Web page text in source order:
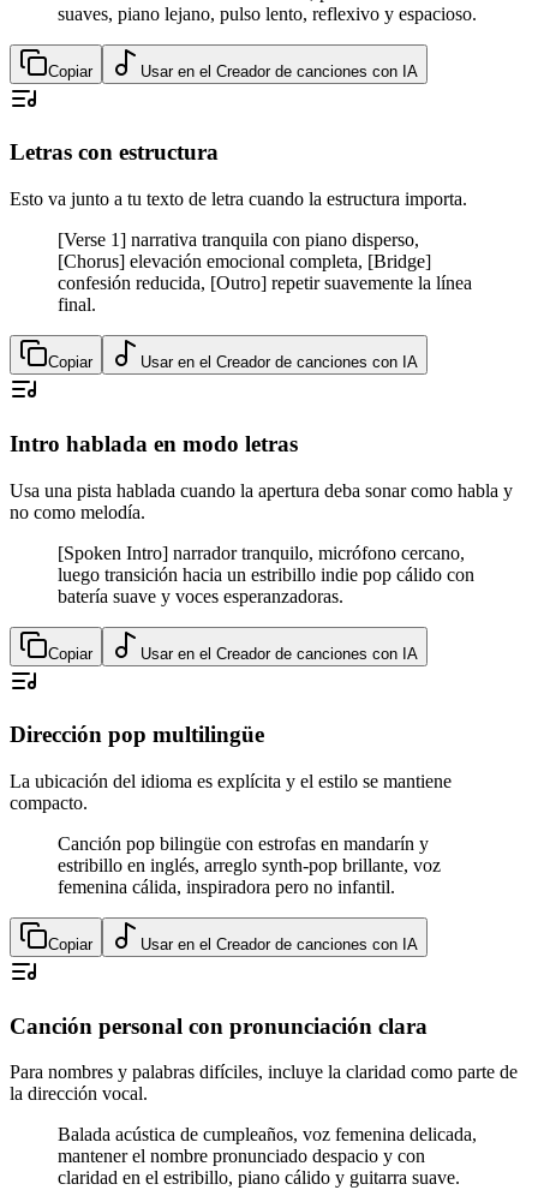
suaves, piano lejano, pulso lento, reflexivo y espacioso.
Copiar Usar en el Creador de canciones con IA
Letras con estructura
Esto va junto a tu texto de letra cuando la estructura importa.
[Verse 1] narrativa tranquila con piano disperso,
[Chorus] elevación emocional completa, [Bridge]
confesión reducida, [Outro] repetir suavemente la línea
final.
Copiar Usar en el Creador de canciones con IA
Intro hablada en modo letras
Usa una pista hablada cuando la apertura deba sonar como habla y
no como melodía.
[Spoken Intro] narrador tranquilo, micrófono cercano,
luego transición hacia un estribillo indie pop cálido con
batería suave y voces esperanzadoras.
Copiar Usar en el Creador de canciones con IA
Dirección pop multilingüe
La ubicación del idioma es explícita y el estilo se mantiene
compacto.
Canción pop bilingüe con estrofas en mandarín y
estribillo en inglés, arreglo synth-pop brillante, voz
femenina cálida, inspiradora pero no infantil.
Copiar Usar en el Creador de canciones con IA
Canción personal con pronunciación clara
Para nombres y palabras difíciles, incluye la claridad como parte de
la dirección vocal.
Balada acústica de cumpleaños, voz femenina delicada,
mantener el nombre pronunciado despacio y con
claridad en el estribillo, piano cálido y guitarra suave.